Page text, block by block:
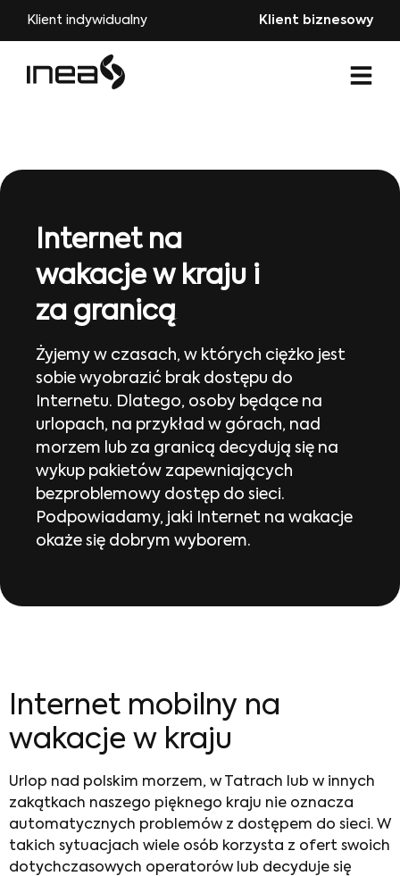
Klient indywidualny Klient biznesowy
Internet na
wakacje w kraju i
za granicą
Żyjemy w czasach, w których ciężko jest
sobie wyobrazić brak dostępu do
Internetu. Dlatego, osoby będące na
urlopach, na przykład w górach, nad
morzem lub za granicą decydują się na
wykup pakietów zapewniających
bezproblemowy dostęp do sieci.
Podpowiadamy, jaki Internet na wakacje
okaże się dobrym wyborem.
Internet mobilny na
wakacje w kraju
Urlop nad polskim morzem, w Tatrach lub w innych
zakątkach naszego pięknego kraju nie oznacza
automatycznych problemów z dostępem do sieci. W
takich sytuacjach wiele osób korzysta z ofert swoich
dotychczasowych operatorów lub decyduje się